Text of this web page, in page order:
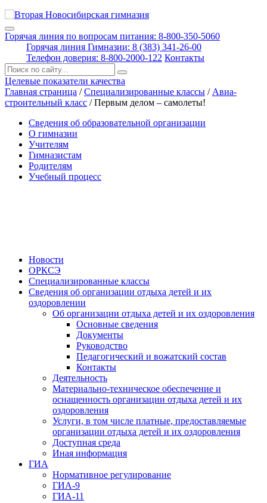
Горячая линия по вопросам питания: 8-800-350-5060
Горячая линия Гимназии: 8 (383) 341-26-00
Телефон доверия: 8-800-2000-122 Контакты
Поиск:
Целевые показатели качества
Главная страница /Специализированные классы / Авиа-
строительный класс /Первым делом – самолеты!
Сведения об образовательной организации
О гимназии
Учителям
Гимназистам
Родителям
Учебный процесс
Новости
ОРКСЭ
Специализированные классы
Сведения об организации отдыха детей и их
оздоровлении
Об организации отдыха детей и их оздоровления
Основные сведения
Документы
Руководство
Педагогический и вожатский состав
Контакты
Деятельность
Материально-техническое обеспечение и
оснащенность организации отдыха детей и их
оздоровления
Услуги, в том числе платные, предоставляемые
организации отдыха детей и их оздоровления
Доступная среда
Иная информация
ГИА
Нормативное регулирование
ГИА-9
ГИА-11